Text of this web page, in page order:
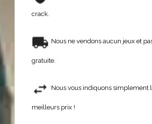
crack.
Nous ne vendons aucun jeux et
gratuite.
Nous vous indiquons simplement
meilleurs prix !